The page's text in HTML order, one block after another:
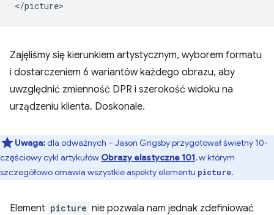
Zajęliśmy się kierunkiem artystycznym, wyborem formatu
i dostarczeniem 6 wariantów każdego obrazu, aby
uwzględnić zmienność DPR i szerokość widoku na
urządzeniu klienta. Doskonale.
Uwaga:dla odważnych – Jason Grigsby przygotował świetny 10-
częściowy cykl artykułów Obrazy elastyczne 101, w którym
szczegółowo omawia wszystkie aspekty elementu picture.
Element picture nie pozwala nam jednak zdefiniować